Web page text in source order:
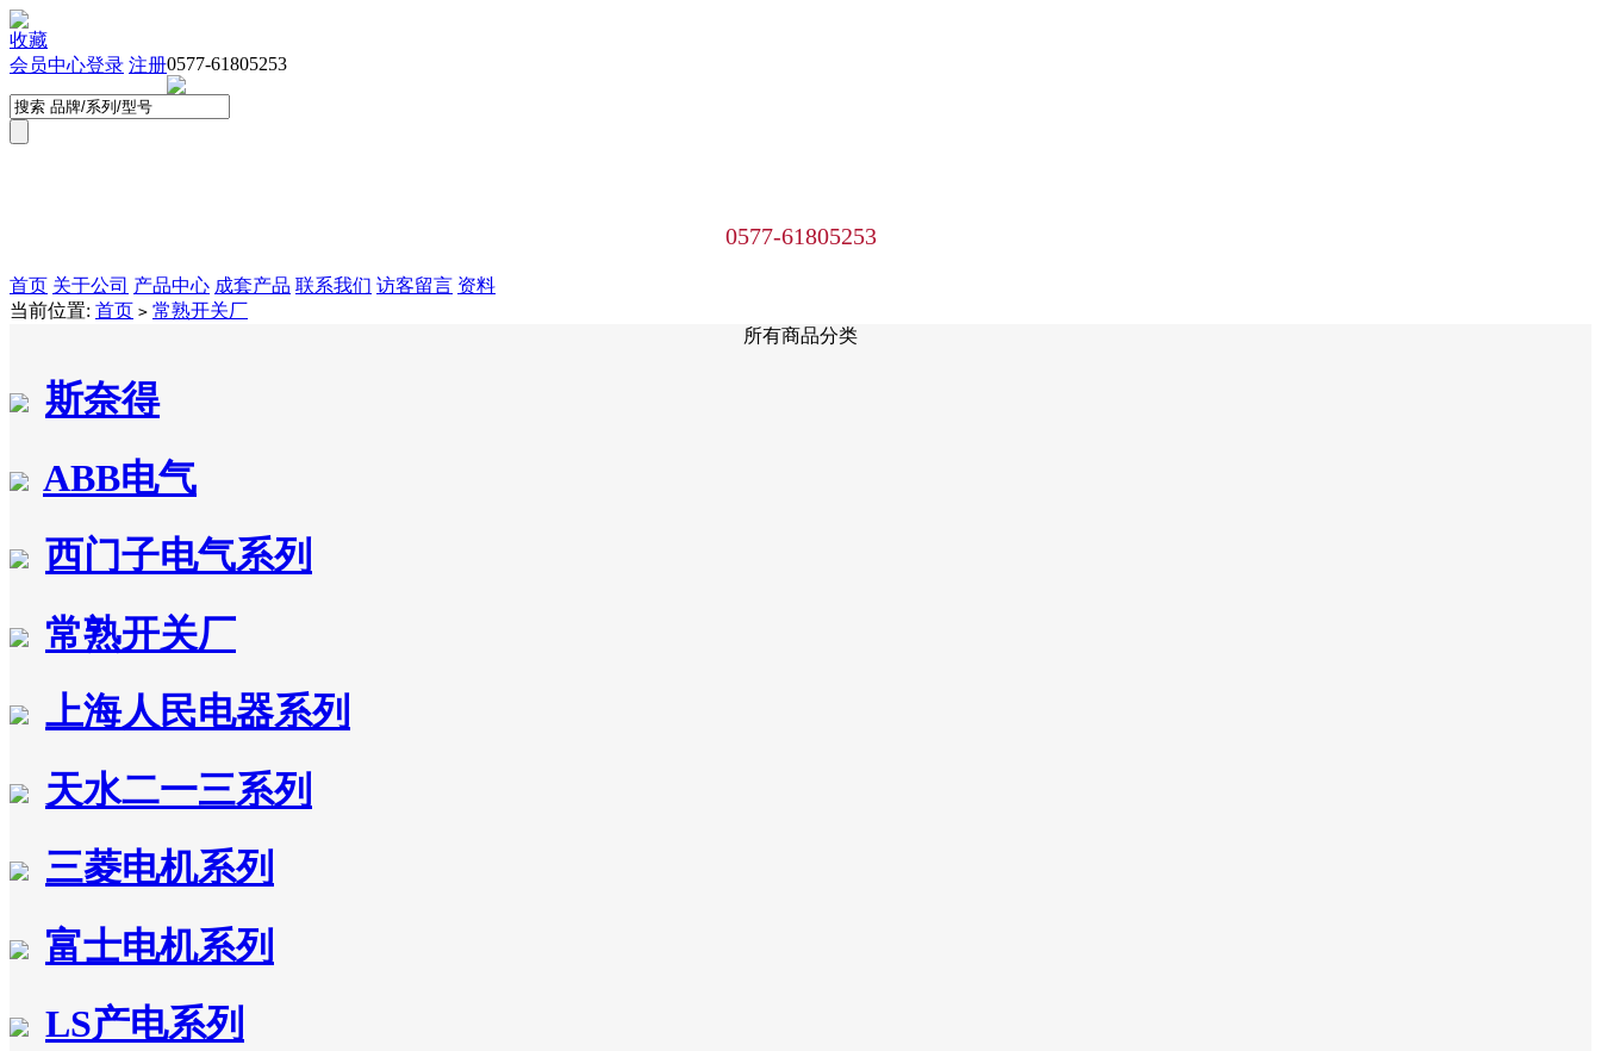
收藏
0577-61805253
登录 注册
会员中心
0577-61805253
首页 关于公司 产品中心 成套产品 联系我们 访客留言 资料
当前位置: 首页 > 常熟开关厂
所有商品分类
斯奈得
ABB电气
西门子电气系列
常熟开关厂
上海人民电器系列
天水二一三系列
三菱电机系列
富士电机系列
LS产电系列